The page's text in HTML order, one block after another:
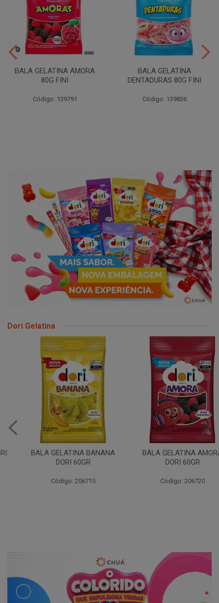
BALA GELATINA AMORA
80G FINI
Código: 139791
BALA GELATINA
DENTADURAS 80G FINI
Código: 139836
Dori Gelatina
BALA GELATINA BANANA
DORI 60GR
Código: 206715
BALA GELATINA AMORA
DORI 60GR
Código: 206720